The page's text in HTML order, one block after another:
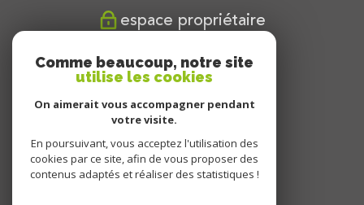
espace propriétaire
nous
suivre
nous
adhérons
Comme beaucoup, notre site
utilise les cookies
On aimerait vous accompagner pendant
votre visite.
En poursuivant, vous acceptez l'utilisation des
cookies par ce site, afin de vous proposer des
contenus adaptés et réaliser des statistiques !